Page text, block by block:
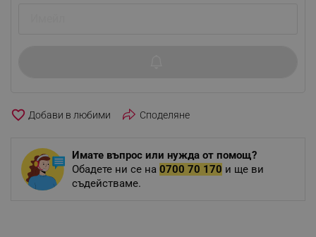
favorite_border Споделяне
Имате въпрос или нужда от помощ?
Обадете ни се на 0700 70 170 и ще ви
съдействаме.